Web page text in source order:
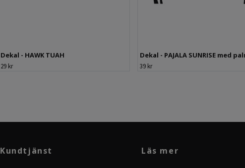
Dekal - HAWK TUAH
29 kr
Dekal - PAJALA SUNRISE med
39 kr
Kundtjänst Läs mer